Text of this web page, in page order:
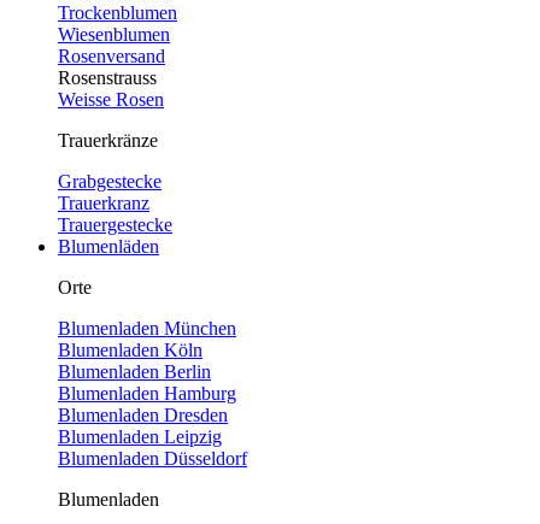
Trockenblumen
Wiesenblumen
Rosenversand
Rosenstrauss
Weisse Rosen
Trauerkränze
Grabgestecke
Trauerkranz
Trauergestecke
Blumenläden
Orte
Blumenladen München
Blumenladen Köln
Blumenladen Berlin
Blumenladen Hamburg
Blumenladen Dresden
Blumenladen Leipzig
Blumenladen Düsseldorf
Blumenladen